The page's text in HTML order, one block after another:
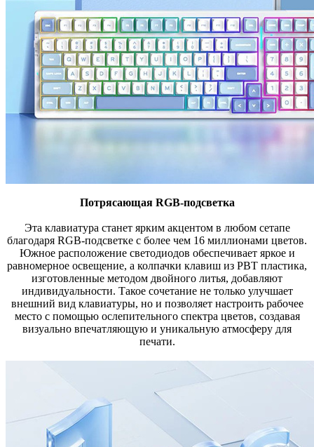
Потрясающая RGB-подсветка
Эта клавиатура станет ярким акцентом в любом сетапе
благодаря RGB-подсветке с более чем 16 миллионами цветов.
Южное расположение светодиодов обеспечивает яркое и
равномерное освещение, а колпачки клавиш из PBT пластика,
изготовленные методом двойного литья, добавляют
индивидуальности. Такое сочетание не только улучшает
внешний вид клавиатуры, но и позволяет настроить рабочее
место с помощью ослепительного спектра цветов, создавая
визуально впечатляющую и уникальную атмосферу для
печати.